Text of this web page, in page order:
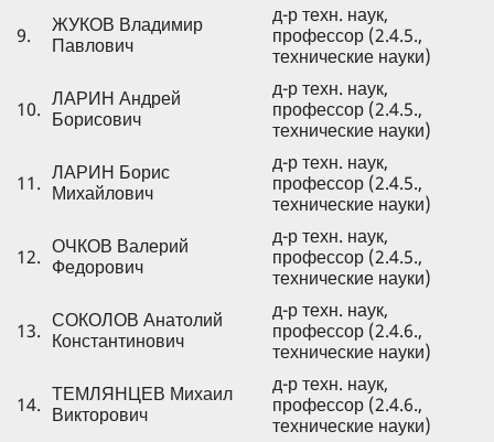
9.
ЖУКОВ Владимир
Павлович
д-р техн. наук,
профессор (2.4.5.,
технические науки)
10. ЛАРИН Андрей
Борисович
д-р техн. наук,
профессор (2.4.5.,
технические науки)
11. ЛАРИН Борис
Михайлович
д-р техн. наук,
профессор (2.4.5.,
технические науки)
12. ОЧКОВ Валерий
Федорович
д-р техн. наук,
профессор (2.4.5.,
технические науки)
13. СОКОЛОВ Анатолий
Константинович
д-р техн. наук,
профессор (2.4.6.,
технические науки)
14. ТЕМЛЯНЦЕВ Михаил
Викторович
д-р техн. наук,
профессор (2.4.6.,
технические науки)